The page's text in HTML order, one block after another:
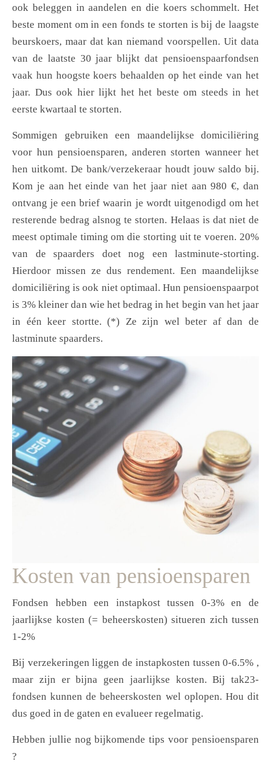
ook beleggen in aandelen en die koers schommelt. Het
beste moment om in een fonds te storten is bij de laagste
beurskoers, maar dat kan niemand voorspellen. Uit data
van de laatste 30 jaar blijkt dat pensioenspaarfondsen
vaak hun hoogste koers behaalden op het einde van het
jaar. Dus ook hier lijkt het het beste om steeds in het
eerste kwartaal te storten.
Sommigen gebruiken een maandelijkse domiciliëring
voor hun pensioensparen, anderen storten wanneer het
hen uitkomt. De bank/verzekeraar houdt jouw saldo bij.
Kom je aan het einde van het jaar niet aan 980 €, dan
ontvang je een brief waarin je wordt uitgenodigd om het
resterende bedrag alsnog te storten. Helaas is dat niet de
meest optimale timing om die storting uit te voeren. 20%
van de spaarders doet nog een lastminute-storting.
Hierdoor missen ze dus rendement. Een maandelijkse
domiciliëring is ook niet optimaal. Hun pensioenspaarpot
is 3% kleiner dan wie het bedrag in het begin van het jaar
in één keer stortte. (*) Ze zijn wel beter af dan de
lastminute spaarders.
Kosten van pensioensparen
Fondsen hebben een instapkost tussen 0-3% en de
jaarlijkse kosten (= beheerskosten) situeren zich tussen
1-2%
Bij verzekeringen liggen de instapkosten tussen 0-6.5% ,
maar zijn er bijna geen jaarlijkse kosten. Bij tak23-
fondsen kunnen de beheerskosten wel oplopen. Hou dit
dus goed in de gaten en evalueer regelmatig.
Hebben jullie nog bijkomende tips voor pensioensparen
?